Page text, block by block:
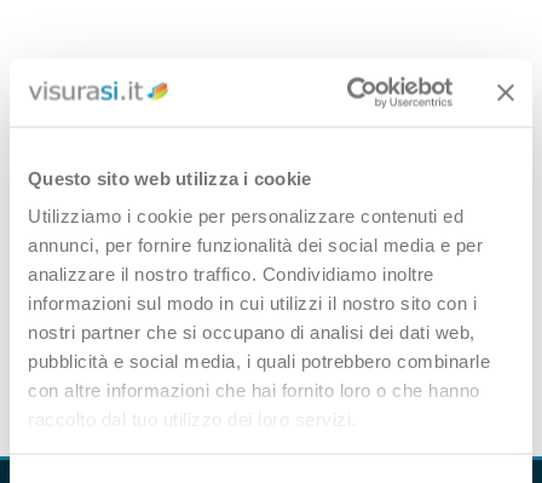
Questo sito web utilizza i cookie
Utilizziamo i cookie per personalizzare contenuti ed
annunci, per fornire funzionalità dei social media e per
analizzare il nostro traffico. Condividiamo inoltre
informazioni sul modo in cui utilizzi il nostro sito con i
nostri partner che si occupano di analisi dei dati web,
pubblicità e social media, i quali potrebbero combinarle
con altre informazioni che hai fornito loro o che hanno
raccolto dal tuo utilizzo dei loro servizi.